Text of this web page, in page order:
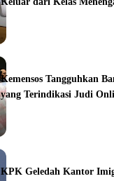
Kemensos Tangguhkan
yang Terindikasi Judi
KPK Geledah Kantor